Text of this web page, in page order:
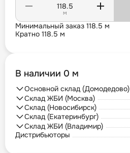
м
Минимальный заказ 118.5 м
Кратно 118.5 м
В наличии 0 м
Основной склад (Домодедово)
Склад ЖБИ (Москва)
Склад (Новосибирск)
Склад (Екатеринбург)
Склад ЖБИ (Владимир)
Дистрибьюторы